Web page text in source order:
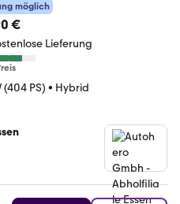
möglich
€
Lieferung
(404 PS) • Hybrid